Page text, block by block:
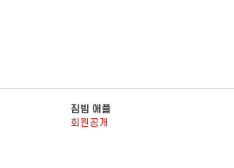
짐빔 애플
회원공개